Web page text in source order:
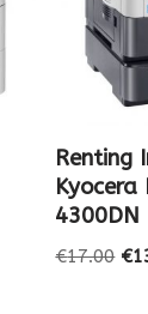
Renting
Kyocera
4300DN
€17.00 €